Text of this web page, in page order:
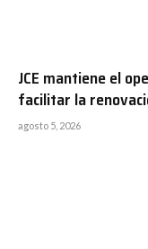
JCE mantiene el
facilitar la
agosto 5, 2026